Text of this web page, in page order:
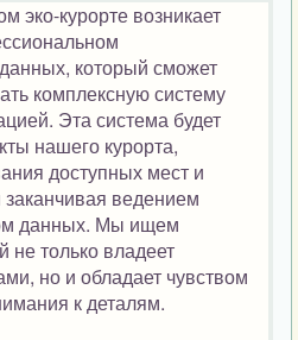
эко-курорте возникает
который сможет
комплексную систему
Эта система будет
нашего курорта,
доступных мест и
заканчивая ведением
данных. Мы ищем
не только владеет
но и обладает чувством
к деталям.